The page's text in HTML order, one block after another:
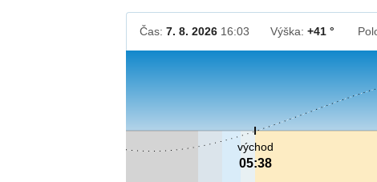
Čas:7. 8. 2026 16:03 Výška:+41 °
východ
05:38